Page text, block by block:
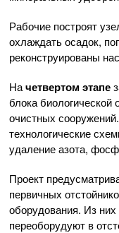
Рабочие построят
охлаждать осадок,
реконструированы
Начетвертом этапе
блока
очистных
технологические
удаление азота,
Проект
первичных
оборудования. Из
переоборудуют в